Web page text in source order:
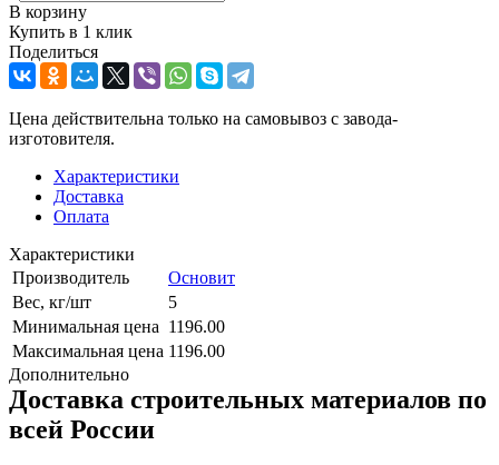
В корзину
Купить в 1 клик
Поделиться
Цена действительна только на самовывоз с завода-
изготовителя.
Характеристики
Доставка
Оплата
Характеристики
Производитель
Основит
Вес, кг/шт
5
Минимальная цена 1196.00
Максимальная цена 1196.00
Дополнительно
Доставка строительных материалов по
всей России